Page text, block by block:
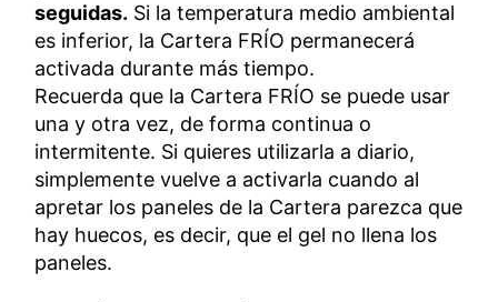
seguidas. Si la temperatura medio ambiental
es inferior, la Cartera FRÍO permanecerá
activada durante más tiempo.
Recuerda que la Cartera FRÍO se puede usar
una y otra vez, de forma continua o
intermitente. Si quieres utilizarla a diario,
simplemente vuelve a activarla cuando al
apretar los paneles de la Cartera parezca que
hay huecos, es decir, que el gel no llena los
paneles.